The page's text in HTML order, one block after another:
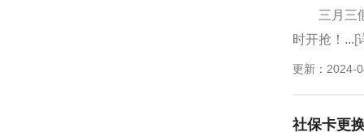
三月三
时开抢！...[
更新：2024-
社保卡更